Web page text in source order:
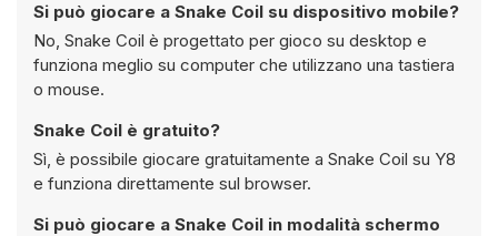
Si può giocare a Snake Coil su dispositivo mobile?
No, Snake Coil è progettato per gioco su desktop e
funziona meglio su computer che utilizzano una tastiera
o mouse.
Snake Coil è gratuito?
Sì, è possibile giocare gratuitamente a Snake Coil su Y8
e funziona direttamente sul browser.
Si può giocare a Snake Coil in modalità schermo